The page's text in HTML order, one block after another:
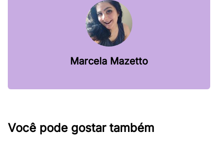
Marcela Mazetto
Você pode gostar também